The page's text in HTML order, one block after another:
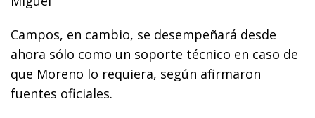
Campos, en cambio, se desempeñará desde
ahora sólo como un soporte técnico en caso de
que Moreno lo requiera, según afirmaron
fuentes oficiales.